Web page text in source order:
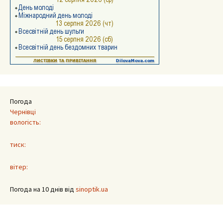
Погода
Чернівці
вологість:
тиск:
вітер:
Погода на 10 днів від sinoptik.ua